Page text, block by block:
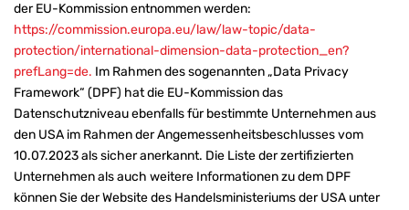
der EU-Kommission entnommen werden:
https://commission.europa.eu/law/law-topic/data-
protection/international-dimension-data-protection_en?
prefLang=de. Im Rahmen des sogenannten „Data Privacy
Framework“ (DPF) hat die EU-Kommission das
Datenschutzniveau ebenfalls für bestimmte Unternehmen aus
den USA im Rahmen der Angemessenheitsbeschlusses vom
10.07.2023 als sicher anerkannt. Die Liste der zertifizierten
Unternehmen als auch weitere Informationen zu dem DPF
können Sie der Website des Handelsministeriums der USA unter